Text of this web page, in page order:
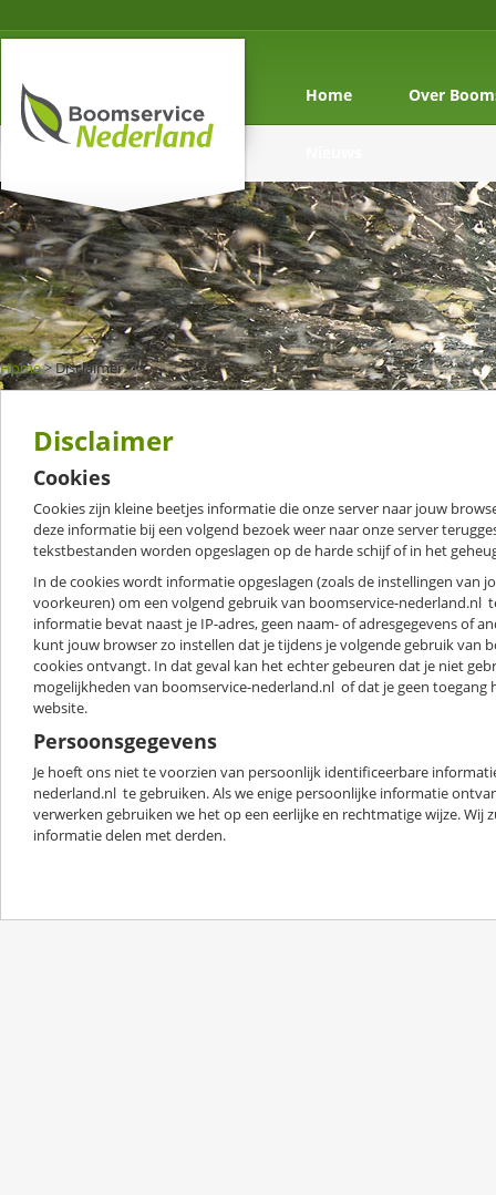
Home Over
Home>Disclaimer
Disclaimer
Cookies
Cookies zijn kleine beetjes informatie die onze server naar jouw
deze informatie bij een volgend bezoek weer naar onze server
tekstbestanden worden opgeslagen op de harde schijf of in het
In de cookies wordt informatie opgeslagen (zoals de instellingen van
voorkeuren) om een volgend gebruik van boomservice-nederland.nl
informatie bevat naast je IP-adres, geen naam- of adresgegevens of
kunt jouw browser zo instellen dat je tijdens je volgende gebruik van
cookies ontvangt. In dat geval kan het echter gebeuren dat je niet
mogelijkheden van boomservice-nederland.nl of dat je geen
website.
Persoonsgegevens
Je hoeft ons niet te voorzien van persoonlijk identificeerbare
nederland.nl te gebruiken. Als we enige persoonlijke informatie
verwerken gebruiken we het op een eerlijke en rechtmatige wijze. Wij
informatie delen met derden.